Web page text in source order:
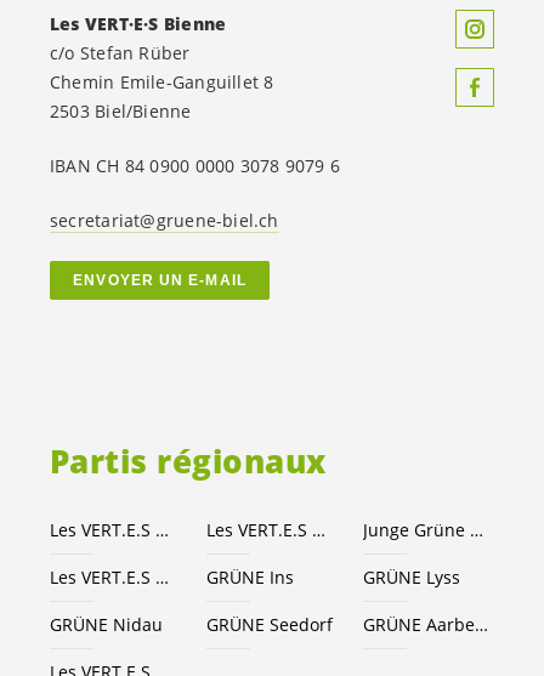
Partis régionaux
Les VERT.E.S Les VERT.E.S Junge Grüne Kanton Bern
Les VERT.E.S GRÜNE Ins GRÜNE Lyss
GRÜNE Nidau GRÜNE Seedorf GRÜNE Aarberg
Les VERT·E·S Bienne
c/o Stefan Rüber
Chemin Emile-Ganguillet 8
2503 Biel/Bienne
IBAN CH 84 0900 0000 3078 9079 6
secretariat@gruene-biel.ch
ENVOYER UN E-MAIL